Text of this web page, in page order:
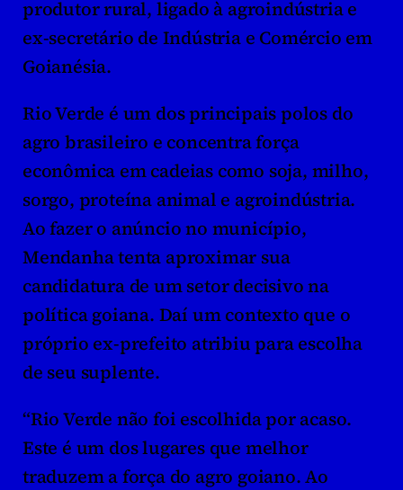
produtor rural, ligado à agroindústria e
ex-secretário de Indústria e Comércio em
Goianésia.
Rio Verde é um dos principais polos do
agro brasileiro e concentra força
econômica em cadeias como soja, milho,
sorgo, proteína animal e agroindústria.
Ao fazer o anúncio no município,
Mendanha tenta aproximar sua
candidatura de um setor decisivo na
política goiana. Daí um contexto que o
próprio ex-prefeito atribiu para escolha
de seu suplente.
“Rio Verde não foi escolhida por acaso.
Este é um dos lugares que melhor
traduzem a força do agro goiano. Ao